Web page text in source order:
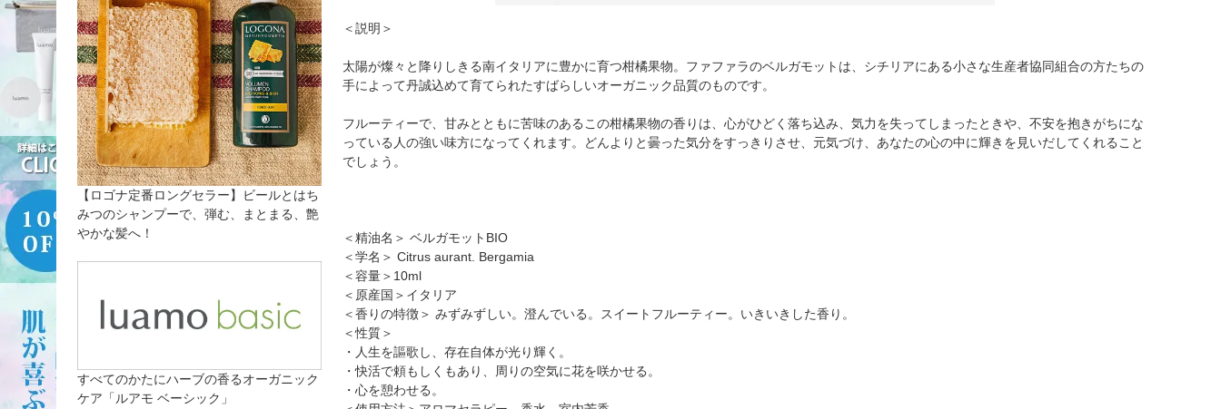
＜説明＞
太陽が燦々と降りしきる南イタリアに豊かに育つ柑橘果物。ファファラのベルガモットは、シチリアにある小さな生産者協同組合の方たちの
手によって丹誠込めて育てられたすばらしいオーガニック品質のものです。
フルーティーで、甘みとともに苦味のあるこの柑橘果物の香りは、心がひどく落ち込み、気力を失ってしまったときや、不安を抱きがちにな
っている人の強い味方になってくれます。どんよりと曇った気分をすっきりさせ、元気づけ、あなたの心の中に輝きを見いだしてくれること
でしょう。
＜精油名＞ ベルガモットBIO
＜学名＞ Citrus aurant. Bergamia
＜容量＞10ml
＜原産国＞イタリア
＜香りの特徴＞ みずみずしい。澄んでいる。スイートフルーティー。いきいきした香り。
＜性質＞
・人生を謳歌し、存在自体が光り輝く。
・快活で頼もしくもあり、周りの空気に花を咲かせる。
・心を憩わせる。
【ロゴナ定番ロングセラー】ビールとはち
みつのシャンプーで、弾む、まとまる、艶
やかな髪へ！
すべてのかたにハーブの香るオーガニック
ケア「ルアモ ベーシック」